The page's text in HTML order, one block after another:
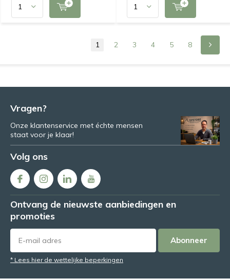
1 2 3 4 5 8
Vragen?
Onze klantenservice met échte mensen
staat voor je klaar!
Volg ons
Ontvang de nieuwste aanbiedingen en
promoties
Abonneer
* Lees hier de wettelijke beperkingen